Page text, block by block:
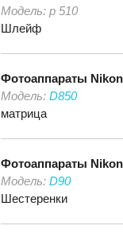
Модель: p 510
Шлейф
Фотоаппараты Nikon
Модель: D850
матрица
Фотоаппараты Nikon
Модель: D90
Шестеренки